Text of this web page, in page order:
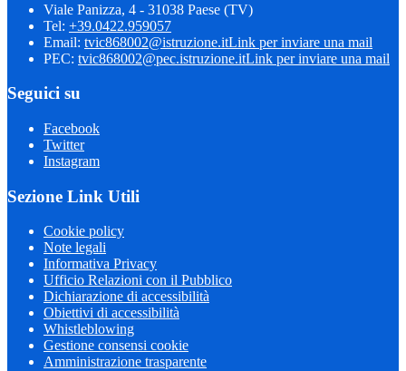
Viale Panizza, 4 - 31038 Paese (TV)
Tel: +39.0422.959057
Email: tvic868002@istruzione.itLink per inviare una mail
PEC: tvic868002@pec.istruzione.itLink per inviare una mail
Seguici su
Facebook
Twitter
Instagram
Sezione Link Utili
Cookie policy
Note legali
Informativa Privacy
Ufficio Relazioni con il Pubblico
Dichiarazione di accessibilità
Obiettivi di accessibilità
Whistleblowing
Gestione consensi cookie
Amministrazione trasparente